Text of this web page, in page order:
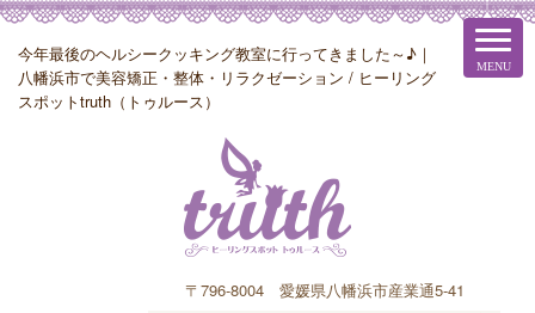
今年最後のヘルシークッキング教室に行ってきました～♪｜
八幡浜市で美容矯正・整体・リラクゼーション / ヒーリング
スポットtruth（トゥルース）
〒796-8004 愛媛県八幡浜市産業通5-41